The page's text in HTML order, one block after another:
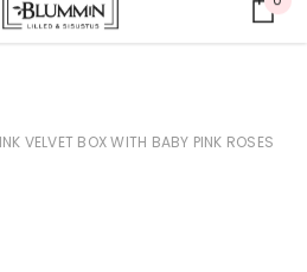
-20 %
VELVET BOX WITH BABY PINK ROSES